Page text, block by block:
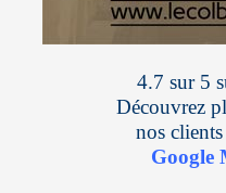
4.7 sur 5
Découvrez
nos
Google